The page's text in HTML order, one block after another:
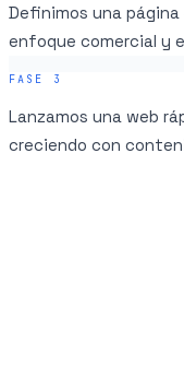
Definimos una
enfoque comercial y
FASE 3
Lanzamos una web
creciendo con